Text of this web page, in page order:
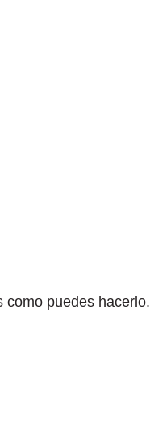
como puedes hacerlo.